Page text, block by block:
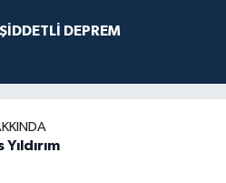
ŞİDDETLİ DEPREM
Yıldırım